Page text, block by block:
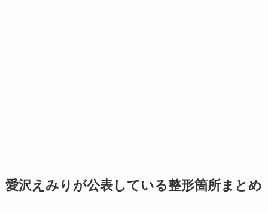
愛沢えみりが公表している整形箇所まとめ